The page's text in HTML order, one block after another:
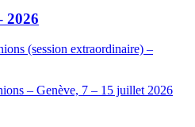
2026
(session extraordinaire) –
– Genève, 7 – 15 juillet 2026